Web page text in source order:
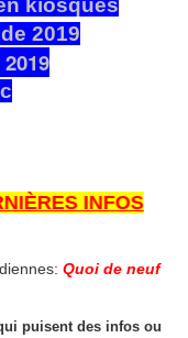
kiosques
2019
INFOS
Quoi de neuf
puisent des infos ou